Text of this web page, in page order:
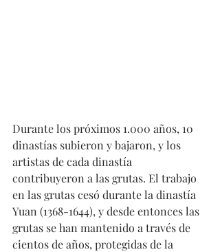
Durante los próximos 1.000 años, 10
dinastías subieron y bajaron, y los
artistas de cada dinastía
contribuyeron a las grutas. El trabajo
en las grutas cesó durante la dinastía
Yuan (1368-1644), y desde entonces las
grutas se han mantenido a través de
cientos de años, protegidas de la